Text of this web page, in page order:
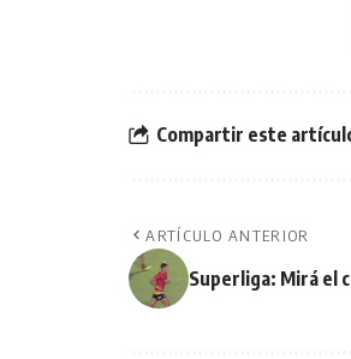
Compartir este
ARTÍCULO ANTERIOR
Superliga: Mirá el